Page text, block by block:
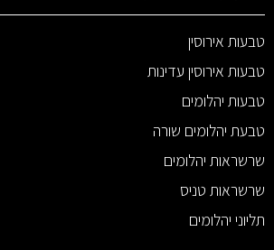
טבעות אירוסין
טבעות אירוסין עדינות
טבעות יהלומים
טבעת יהלומים שורה
שרשראות יהלומים
שרשראות טניס
תליוני יהלומים